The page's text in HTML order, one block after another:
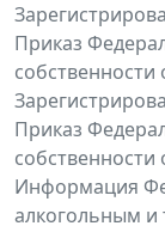
Приказ
Приказ
Информация
алкогольным и